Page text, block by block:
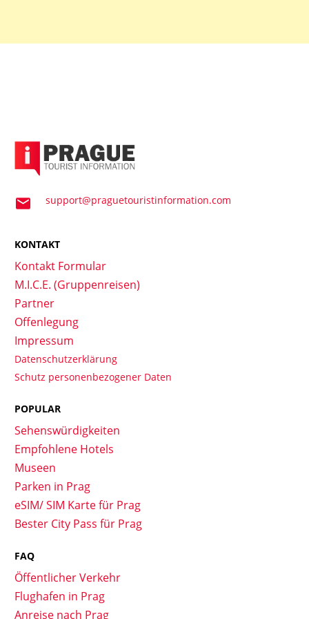
support@praguetouristinformation.com
KONTAKT
Kontakt Formular
M.I.C.E. (Gruppenreisen)
Partner
Offenlegung
Impressum
Datenschutzerklärung
Schutz personenbezogener Daten
POPULAR
Sehenswürdigkeiten
Empfohlene Hotels
Museen
Parken in Prag
eSIM/ SIM Karte für Prag
Bester City Pass für Prag
FAQ
Öffentlicher Verkehr
Flughafen in Prag
Anreise nach Prag